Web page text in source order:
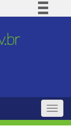
BR
Toggle